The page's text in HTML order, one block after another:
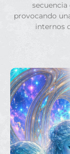
secuencia
provocando
internos